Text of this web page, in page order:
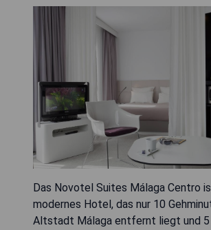
Das Novotel Suites Málaga Centro
modernes Hotel, das nur 10
Altstadt Málaga entfernt liegt und 5